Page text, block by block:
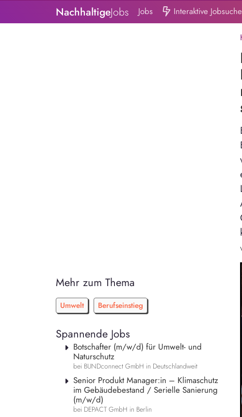
NachhaltigeJobs Jobs Interaktive Jobsuche
Mehr zum Thema
Umwelt Berufseinstieg
Spannende Jobs
Botschafter (m/w/d) für Umwelt- und
Naturschutz
bei BUNDconnect GmbH in Deutschlandweit
Senior Produkt Manager:in – Klimaschutz
im Gebäudebestand / Serielle Sanierung
(m/w/d)
bei DEPACT GmbH in Berlin